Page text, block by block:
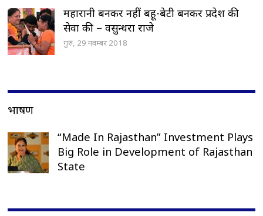
महारानी बनकर नहीं बहू-बेटी बनकर प्रदेश की
सेवा की – वसुन्धरा राजे
गुरु, 29 नवम्बर 2018
भाषण
“Made In Rajasthan” Investment Plays
Big Role in Development of Rajasthan
State